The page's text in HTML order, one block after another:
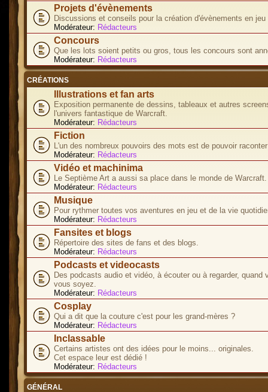
Projets d'évènements
Discussions et conseils pour la création d'évènements en jeu
Modérateur: Rédacteurs
Concours
Que les lots soient petits ou gros, tous les concours sont
Modérateur: Rédacteurs
CRÉATIONS
Illustrations et fan arts
Exposition permanente de dessins, tableaux et autres
l'univers fantastique de Warcraft.
Modérateur: Rédacteurs
Fiction
L'un des nombreux pouvoirs des mots est de pouvoir
Modérateur: Rédacteurs
Vidéo et machinima
Le Septième Art a aussi sa place dans le monde de Warcraft.
Modérateur: Rédacteurs
Musique
Pour rythmer toutes vos aventures en jeu et de la vie
Modérateur: Rédacteurs
Fansites et blogs
Répertoire des sites de fans et des blogs.
Modérateur: Rédacteurs
Podcasts et videocasts
Des podcasts audio et vidéo, à écouter ou à regarder, quand
vous soyez.
Modérateur: Rédacteurs
Cosplay
Qui a dit que la couture c'est pour les grand-mères ?
Modérateur: Rédacteurs
Inclassable
Certains artistes ont des idées pour le moins... originales.
Cet espace leur est dédié !
Modérateur: Rédacteurs
GÉNÉRAL